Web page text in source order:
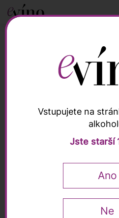
Valpolicella
DOC 2024,
93 / 100
Vstupujete na
Jste starší
Ano
Ne